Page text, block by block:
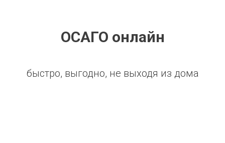
ОСАГО онлайн
быстро, выгодно, не выходя из дома